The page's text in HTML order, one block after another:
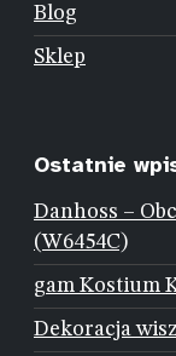
Blog
Sklep
Ostatnie
Danhoss –
(W6454C)
gam Kostium
Dekoracja